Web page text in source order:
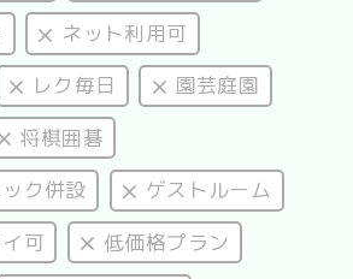
ネット利用可
レク毎日
園芸庭園
将棋囲碁
ク併設
ゲストルーム
可
低価格プラン